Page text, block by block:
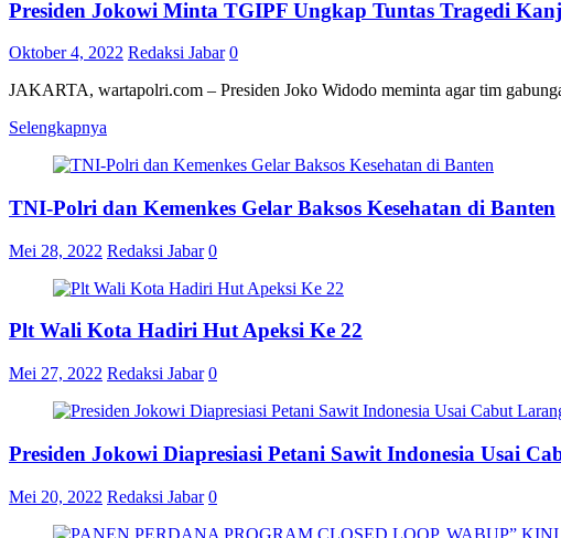
Presiden Jokowi Minta TGIPF Ungkap Tuntas Tragedi
Oktober 4, 2022 Redaksi Jabar 0
JAKARTA, wartapolri.com – Presiden Joko Widodo meminta agar tim
Selengkapnya
TNI-Polri dan Kemenkes Gelar Baksos Kesehatan di Banten
Mei 28, 2022 Redaksi Jabar 0
Plt Wali Kota Hadiri Hut Apeksi Ke 22
Mei 27, 2022 Redaksi Jabar 0
Presiden Jokowi Diapresiasi Petani Sawit Indonesia Usai
Mei 20, 2022 Redaksi Jabar 0